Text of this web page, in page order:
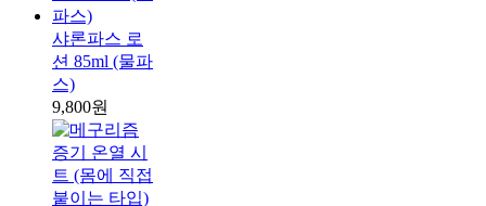
샤론파스 로
션 85ml (물파
스)
9,800원